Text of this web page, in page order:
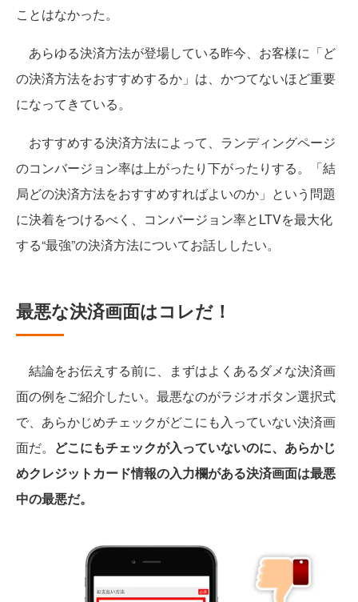
ことはなかった。
あらゆる決済方法が登場している昨今、お客様に「ど
の決済方法をおすすめするか」は、かつてないほど重要
になってきている。
おすすめする決済方法によって、ランディングページ
のコンバージョン率は上がったり下がったりする。「結
局どの決済方法をおすすめすればよいのか」という問題
に決着をつけるべく、コンバージョン率とLTVを最大化
する“最強”の決済方法についてお話ししたい。
最悪な決済画面はコレだ！
結論をお伝えする前に、まずはよくあるダメな決済画
面の例をご紹介したい。最悪なのがラジオボタン選択式
で、あらかじめチェックがどこにも入っていない決済画
面だ。 どこにもチェックが入っていないのに、あらかじ
めクレジットカード情報の入力欄がある決済画面は最悪
中の最悪だ。